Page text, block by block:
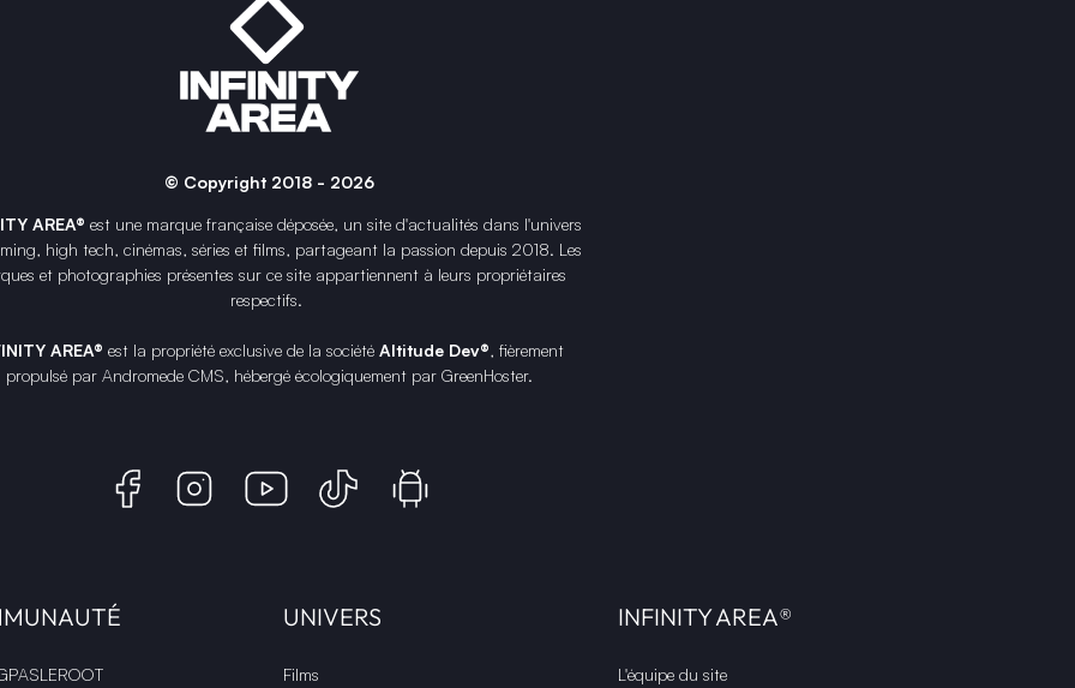
© Copyright 2018 - 2026
AREA® est une marque françaisedéposée, un site d'actualités dans l'univers
high tech, cinémas, séries et films, partageant la passion depuis 2018. Les
et photographies présentes sur ce site appartiennent à leurs propriétaires
respectifs.
AREA® est la propriété exclusive de la société Altitude Dev®, fièrement
propulsé par Andromede CMS, hébergé écologiquement par GreenHoster.
UNIVERS
Films
INFINITY AREA®
L'équipe du site